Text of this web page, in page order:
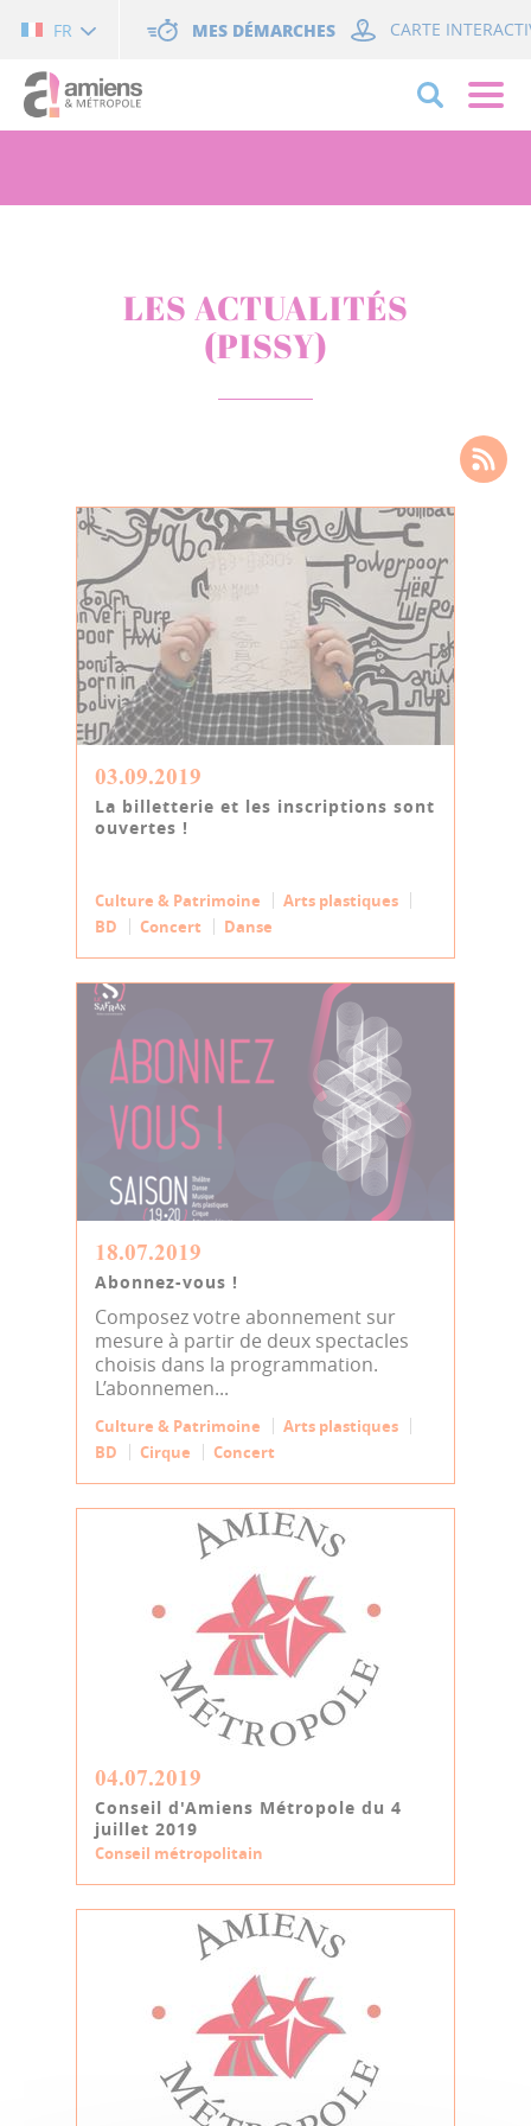
FR MES DÉMARCHES CARTE
LES ACTUALITÉS
(PISSY)
03.09.2019
La billetterie et les inscriptions sont
ouvertes !
Culture & Patrimoine
Arts plastiques
BD
Concert Danse
18.07.2019
Abonnez-vous !
Composez votre abonnement sur
mesure à partir de deux spectacles
choisis dans la programmation.
L’abonnemen...
Culture & Patrimoine
Arts plastiques
BD
Cirque Concert
04.07.2019
Conseil d'Amiens Métropole du 4
juillet 2019
Conseil métropolitain